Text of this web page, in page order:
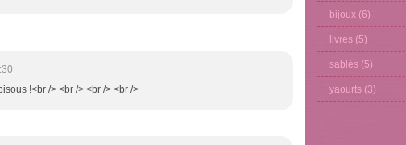
!<br /> <br /> <br /> <br />
bijoux (6)
livres (5)
sablés (5)
yaourts (3)